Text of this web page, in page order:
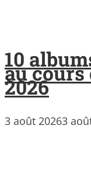
10
au
2026
3 août 20263